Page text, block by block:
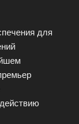
для